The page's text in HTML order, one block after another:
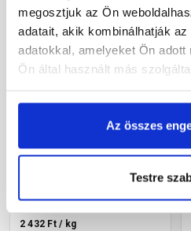
megosztjuk az Ön
adatait, akik kombinálhatják
adatokkal, amelyeket Ön
Ön által használt más
Az összes
Testre
Mapei Ultracolor Plus
fugázó 110 manhattan 2 kg
2 432 Ft / kg